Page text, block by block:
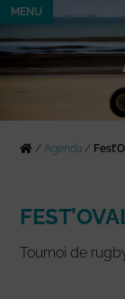
MENU
/Agenda /
Tournoi de